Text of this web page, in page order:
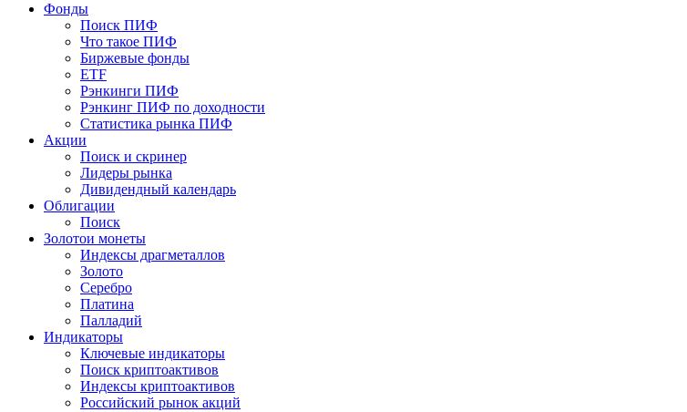
Фонды
Поиск ПИФ
Что такое ПИФ
Биржевые фонды
ETF
Рэнкинги ПИФ
Рэнкинг ПИФ по доходности
Статистика рынка ПИФ
Акции
Поиск и скринер
Лидеры рынка
Дивидендный календарь
Облигации
Поиск
Золотои монеты
Индексы драгметаллов
Золото
Серебро
Платина
Палладий
Индикаторы
Ключевые индикаторы
Поиск криптоактивов
Индексы криптоактивов
Российский рынок акций